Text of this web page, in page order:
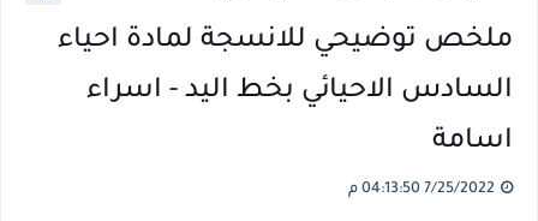
ملخص توضيحي للانسجة لمادة احياء
السادس الاحيائي بخط اليد - اسراء
اسامة